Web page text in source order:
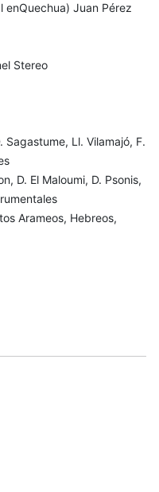
enQuechua) Juan Pérez
Stereo
Sagastume, Ll. Vilamajó, F.
D. El Maloumi, D. Psonis,
Arameos, Hebreos,